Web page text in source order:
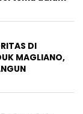
Kampanye
dalam